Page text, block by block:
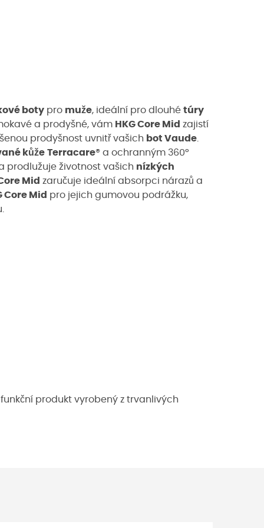
boty pro muže, ideální pro dlouhé túry
a prodyšné, vám HKG Core Mid zajistí
prodyšnost uvnitř vašich bot Vaude
kůže Terracare® a ochranným 360°
prodlužuje životnost vašich nízkých
Mid zaručuje ideální absorpci nárazů a
Core Mid pro jejich gumovou podrážku,
produkt vyrobený z trvanlivých